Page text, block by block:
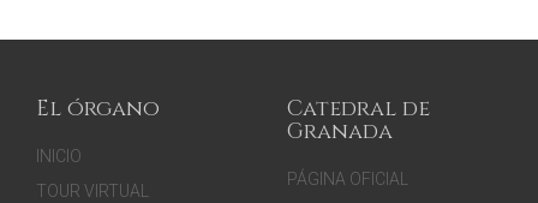
El órgano
INICIO
TOUR VIRTUAL
Catedral de
Granada
PÁGINA OFICIAL